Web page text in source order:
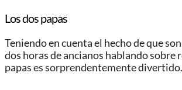
Los dos papas
Teniendo en cuenta el hecho de que
dos horas de ancianos hablando sobre
papas es sorprendentemente divertido.